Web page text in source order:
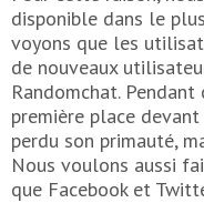
disponible dans le
voyons que les
de nouveaux
Randomchat.
première place
perdu son primauté,
Nous voulons aussi
que Facebook et